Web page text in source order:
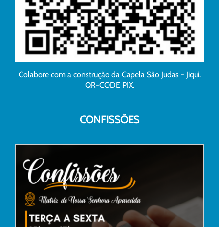
Colabore com a construção da Capela São Judas - Jiqui.
QR-CODE PIX.
CONFISSÕES